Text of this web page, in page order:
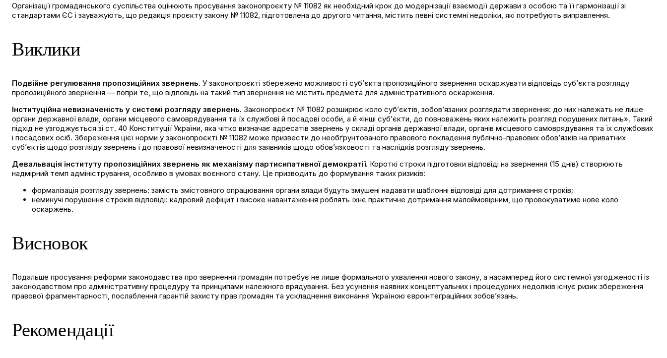
Організації громадянського суспільства оцінюють просування законопроєкту № 11082 як необхідний крок до модернізації взаємодії держави з особою та її гармонізації зі
стандартами ЄС і зауважують , що редакція проєкту закону № 11082, підготовлена до другого читання, містить певні системні недоліки, які потребують виправлення.
Виклики
Подвійне регулювання пропозиційних звернень. У законопроєкті збережено можливості суб’єкта пропозиційного звернення оскаржувати відповідь суб’єкта розгляду
пропозиційного звернення — попри те, що відповідь на такий тип звернення не містить предмета для адміністративного оскарження.
Інституційна невизначеність у системі розгляду звернень. Законопроєкт № 11082 розширює коло суб’єктів, зобов’язаних розглядати звернення: до них належать не лише
органи державної влади, органи місцевого самоврядування та їх службові й посадові особи, а й «інші суб’єкти, до повноважень яких належить розгляд порушених питань». Такий
підхід не узгоджується зі ст. 40 Конституції України, яка чітко визначає адресатів звернень у складі органів державної влади, органів місцевого самоврядування та їх службових
і посадових осіб. Збереження цієї норми у законопроєкті № 11082 може призвести до необґрунтованого правового покладення публічно-правових обов’язків на приватних
суб’єктів щодо розгляду звернень і до правової невизначеності для заявників щодо обов’язковості та наслідків розгляду звернень.
Девальвація інституту пропозиційних звернень як механізму партисипативної демократії. Короткі строки підготовки відповіді на звернення (15 днів) створюють
надмірний темп адміністрування, особливо в умовах воєнного стану. Це призводить до формування таких ризиків:
формалізація розгляду звернень: замість змістовного опрацювання органи влади будуть змушені надавати шаблонні відповіді для дотримання строків;
неминучі порушення строків відповіді: кадровий дефіцит і високе навантаження роблять їхнє практичне дотримання малоймовірним, що провокуватиме нове коло
оскаржень.
Висновок
Подальше просування реформи законодавства про звернення громадян потребує не лише формального ухвалення нового закону, а насамперед його системної узгодженості із
законодавством про адміністративну процедуру та принципами належного врядування. Без усунення наявних концептуальних і процедурних недоліків існує ризик збереження
правової фрагментарності, послаблення гарантій захисту прав громадян та ускладнення виконання Україною євроінтеграційних зобов’язань.
Рекомендації